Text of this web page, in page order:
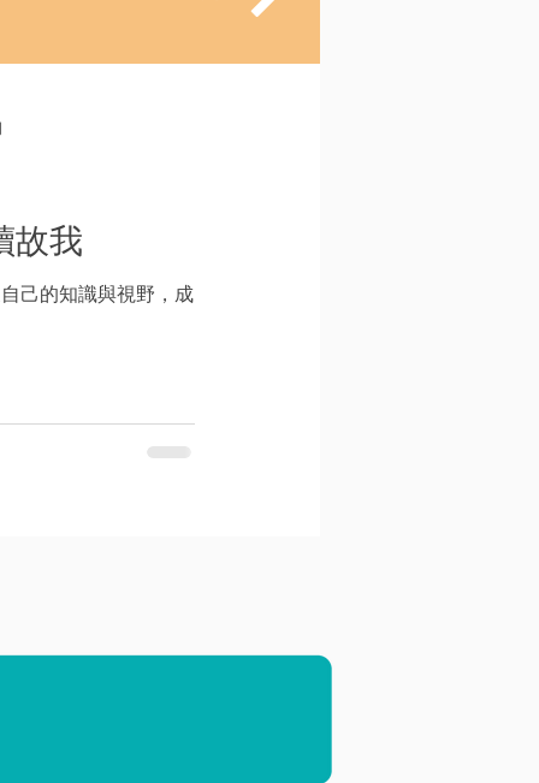
故我
己的知識與視野，成